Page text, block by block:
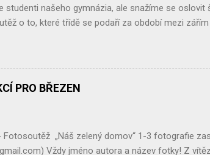
studenti našeho gymnázia, ale snažíme se
o to, které třídě se podaří za období mezi
třída kvinta , které se podařilo nasbírat
výlet. Na druhém místě se umístila třída
třídami opravdu malý, i třída sekunda se za
PRO BŘEZEN
Fotosoutěž „Náš zelený domov“ 1-3 fotografie
Vždy jméno autora a název fotky! Z